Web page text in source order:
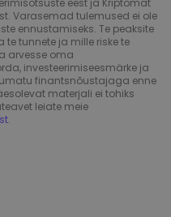
eest ja Kriptomat
Varasemad tulemused ei ole
ennustamiseks. Te peaksite
tunnete ja mille riske te
arvesse oma
investeerimiseesmärke ja
finantsnõustajaga enne
materjali ei tohiks
leiate meie
.